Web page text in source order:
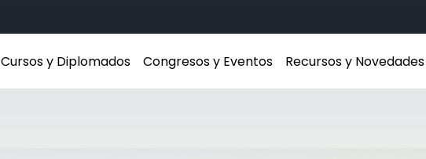
Cursos y Diplomados Congresos y Eventos Recursos y Novedades